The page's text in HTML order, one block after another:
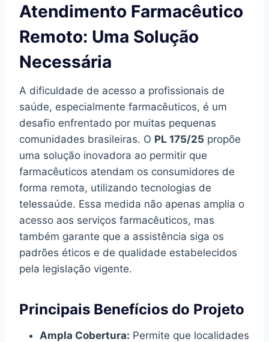
Atendimento Farmacêutico
Remoto: Uma Solução
Necessária
A dificuldade de acesso a profissionais de
saúde, especialmente farmacêuticos, é um
desafio enfrentado por muitas pequenas
comunidades brasileiras. O PL 175/25 propõe
uma solução inovadora ao permitir que
farmacêuticos atendam os consumidores de
forma remota, utilizando tecnologias de
telessaúde. Essa medida não apenas amplia o
acesso aos serviços farmacêuticos, mas
também garante que a assistência siga os
padrões éticos e de qualidade estabelecidos
pela legislação vigente.
Principais Benefícios do Projeto
Ampla Cobertura: Permite que localidades